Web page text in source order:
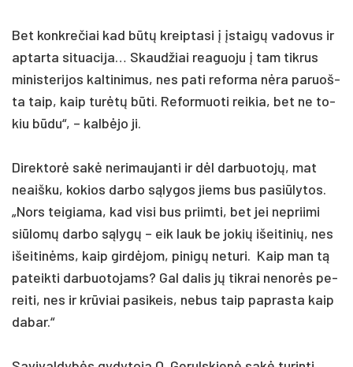
Bet konk­re­čiai kad būtų kreip­ta­si į įstaigų va­do­vus ir
ap­tar­ta si­tua­ci­ja… Skaud­žiai rea­guo­ju į tam tik­rus
mi­nis­te­ri­jos kal­ti­ni­mus, nes pa­ti refor­ma nėra pa­ruoš­
ta taip, kaip turėtų būti. Re­for­muo­ti rei­kia, bet ne to­
kiu būdu“, – kalbė­jo ji.
Di­rek­torė sakė ne­ri­mau­jan­ti ir dėl dar­buo­tojų, mat
neaiš­ku, ko­kios dar­bo sąly­gos jiems bus pa­si­ūly­tos.
„Nors teigiama, kad vi­si bus priim­ti, bet jei ne­prii­mi
siū­lomų dar­bo sąlygų – eik lauk be jo­kių išei­ti­nių, nes
išei­tinėms, kaip girdė­jom, pi­nigų ne­tu­ri. Kaip man tą
pa­teik­ti dar­buo­to­jams? Gal da­lis jų tik­rai ne­norės pe­
rei­ti, nes ir krūviai pa­si­keis, ne­bus taip pa­pras­ta kaip
da­bar.“